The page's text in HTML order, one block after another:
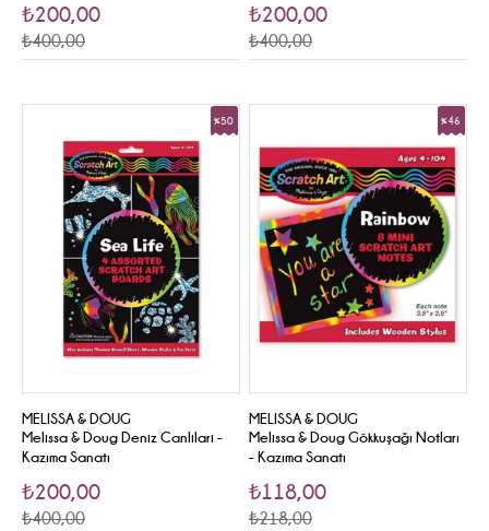
₺200,00
₺400,00
₺200,00
₺400,00
MELISSA & DOUG
Melissa & Doug Deniz Canlilari -
Kazıma Sanatı
₺200,00
₺400,00
%50
MELISSA & DOUG
Melissa & Doug Gökkuşağı Notları
- Kazıma Sanatı
₺118,00
₺218,00
%46
Sale